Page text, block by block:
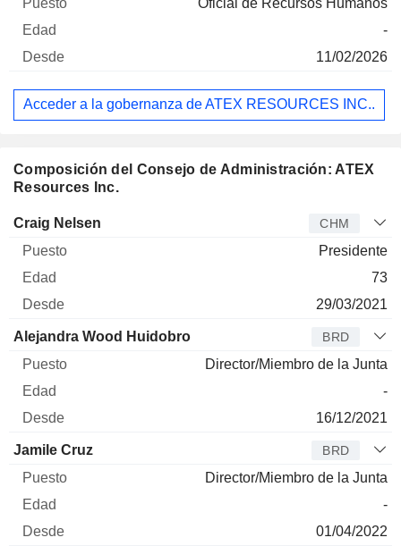
-
11/02/2026
Acceder a la gobernanza de ATEX RESOURCES INC..
Composición del Consejo de Administración: ATEX
Resources Inc.
Administrador
Craig Nelsen CHM
Presidente
73
29/03/2021
Alejandra Wood Huidobro BRD
Director/Miembro de la Junta
-
16/12/2021
Jamile Cruz BRD
Director/Miembro de la Junta
-
01/04/2022